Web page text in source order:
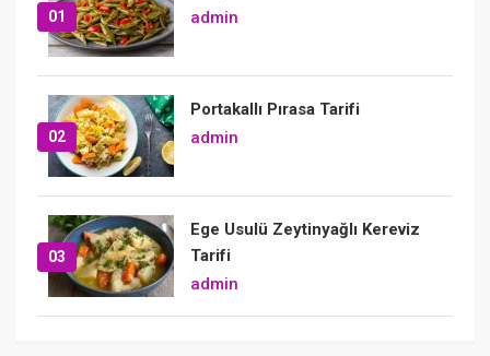
01
admin
02
Portakallı Pırasa Tarifi
admin
03
Ege Usulü Zeytinyağlı Kereviz
Tarifi
admin